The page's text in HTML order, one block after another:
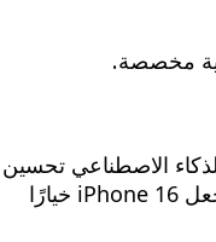
تحسين
التفاعل اليومي مع الأجهزة، مما يجعل iPhone 16 خيارًا